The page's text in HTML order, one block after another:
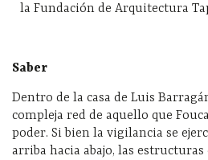
la Fundación de Arquitectura
Saber
Dentro de la casa de Luis
compleja red de aquello que
poder. Si bien la vigilancia se
arriba hacia abajo, las